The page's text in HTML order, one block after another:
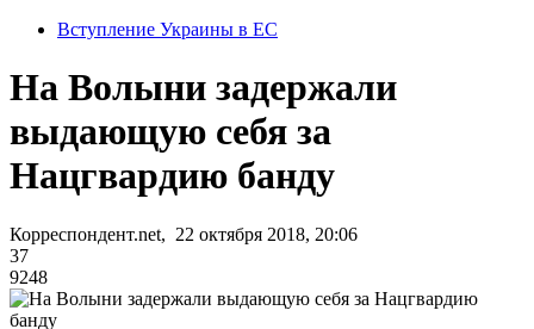
Вступление Украины в ЕС
На Волыни задержали
выдающую себя за
Нацгвардию банду
Корреспондент.net, 22 октября 2018, 20:06
37
9248